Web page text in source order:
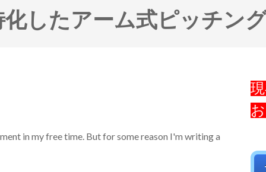
したアーム式ピッチン
in my free time. But for some reason I'm writing a